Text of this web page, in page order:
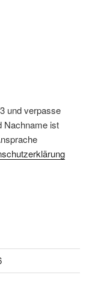
und verpasse
Nachname ist